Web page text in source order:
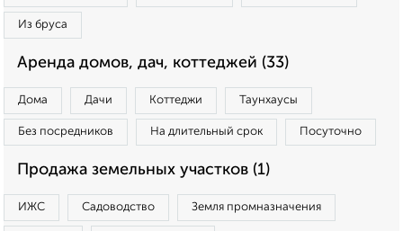
Из бруса
Аренда домов, дач, коттеджей (33)
Дома Дачи Коттеджи Таунхаусы
Без посредников На длительный срок Посуточно
Продажа земельных участков (1)
ИЖС Садоводство Земля промназначения